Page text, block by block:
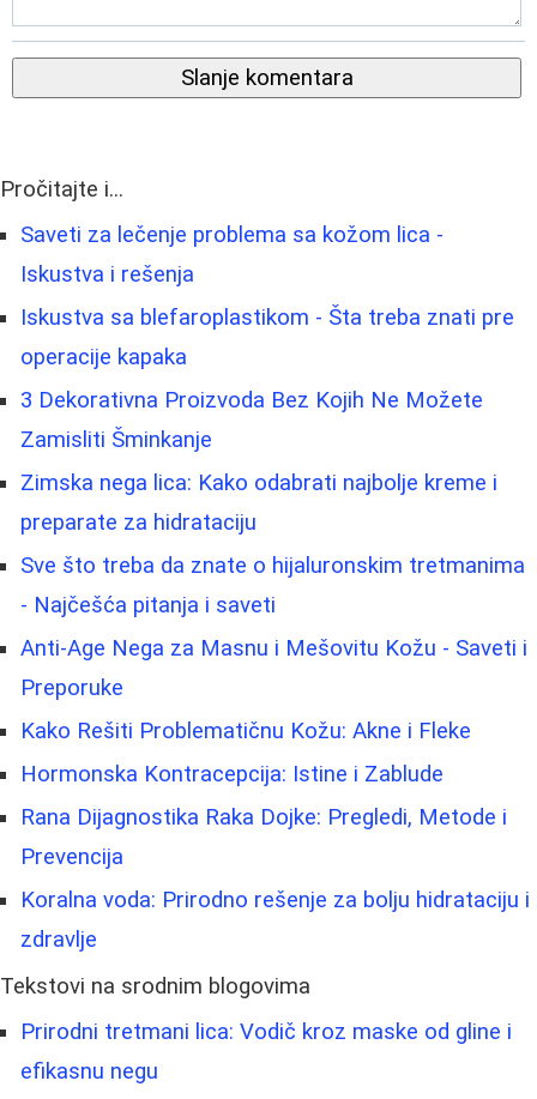
Slanje komentara
Pročitajte i...
Saveti za lečenje problema sa kožom lica -
Iskustva i rešenja
Iskustva sa blefaroplastikom - Šta treba znati pre
operacije kapaka
3 Dekorativna Proizvoda Bez Kojih Ne Možete
Zamisliti Šminkanje
Zimska nega lica: Kako odabrati najbolje kreme i
preparate za hidrataciju
Sve što treba da znate o hijaluronskim tretmanima
- Najčešća pitanja i saveti
Anti-Age Nega za Masnu i Mešovitu Kožu - Saveti i
Preporuke
Kako Rešiti Problematičnu Kožu: Akne i Fleke
Hormonska Kontracepcija: Istine i Zablude
Rana Dijagnostika Raka Dojke: Pregledi, Metode i
Prevencija
Koralna voda: Prirodno rešenje za bolju hidrataciju i
zdravlje
Tekstovi na srodnim blogovima
Prirodni tretmani lica: Vodič kroz maske od gline i
efikasnu negu